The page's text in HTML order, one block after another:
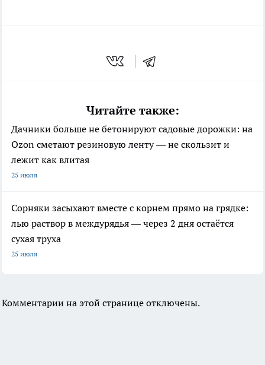
Читайте также:
Дачники больше не бетонируют садовые дорожки: на
Ozon сметают резиновую ленту — не скользит и
лежит как влитая
25 июля
Сорняки засыхают вместе с корнем прямо на грядке:
лью раствор в междурядья — через 2 дня остаётся
сухая труха
25 июля
Комментарии на этой странице отключены.